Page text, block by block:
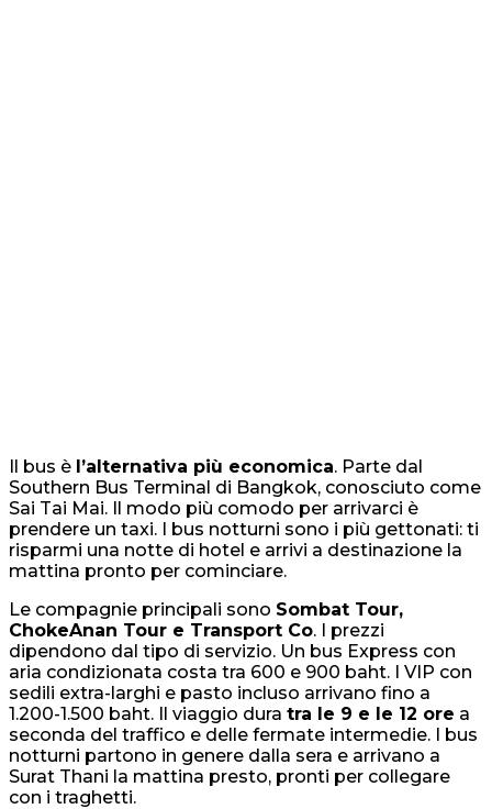
Il bus è l’alternativa più economica. Parte dal
Southern Bus Terminal di Bangkok, conosciuto come
Sai Tai Mai. Il modo più comodo per arrivarci è
prendere un taxi. I bus notturni sono i più gettonati: ti
risparmi una notte di hotel e arrivi a destinazione la
mattina pronto per cominciare.
Le compagnie principali sono Sombat Tour,
ChokeAnan Tour e Transport Co. I prezzi
dipendono dal tipo di servizio. Un bus Express con
aria condizionata costa tra 600 e 900 baht. I VIP con
sedili extra-larghi e pasto incluso arrivano fino a
1.200-1.500 baht. Il viaggio dura tra le 9 e le 12 ore a
seconda del traffico e delle fermate intermedie. I bus
notturni partono in genere dalla sera e arrivano a
Surat Thani la mattina presto, pronti per collegare
con i traghetti.